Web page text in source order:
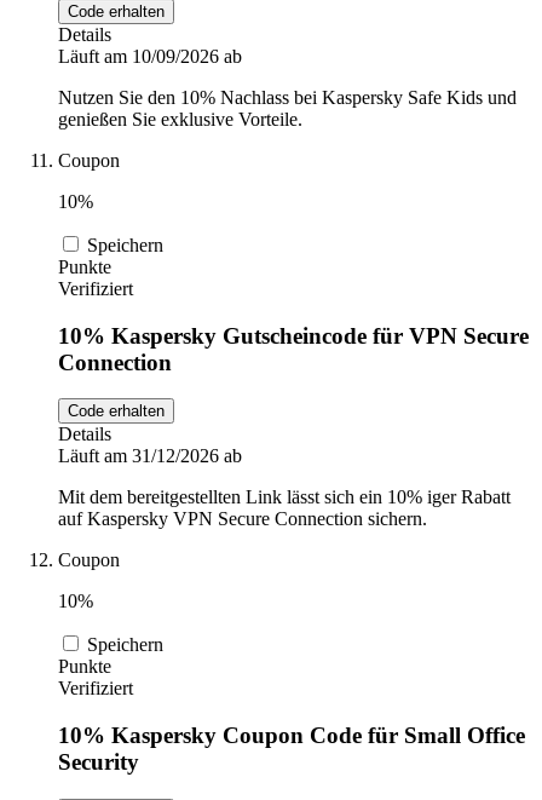
Code erhalten
Details
Läuft am 10/09/2026 ab
Nutzen Sie den 10% Nachlass bei Kaspersky Safe Kids und
genießen Sie exklusive Vorteile.
Coupon
10%
Speichern
Punkte
Verifiziert
10% Kaspersky Gutscheincode für VPN Secure
Connection
Code erhalten
Details
Läuft am 31/12/2026 ab
Mit dem bereitgestellten Link lässt sich ein 10% iger Rabatt
auf Kaspersky VPN Secure Connection sichern.
Coupon
10%
Speichern
Punkte
Verifiziert
10% Kaspersky Coupon Code für Small Office
Security